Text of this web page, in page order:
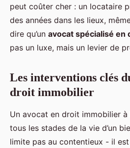
peut coûter cher : un locataire
des années dans les lieux,
dire qu’un avocat spécialisé en
pas un luxe, mais un levier de
Les interventions clés
droit immobilier
Un avocat en droit immobilier à
tous les stades de la vie d’un
limite pas au contentieux - il